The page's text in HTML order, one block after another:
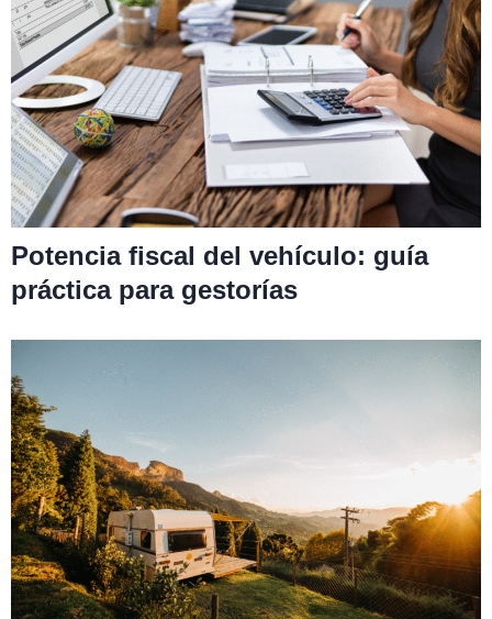
Potencia fiscal del vehículo: guía
práctica para gestorías